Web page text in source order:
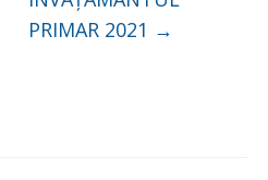
PRIMAR 2021 →